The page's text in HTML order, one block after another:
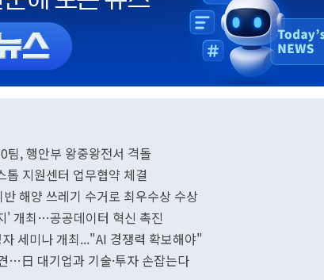
, 행안부 왕중왕전서 격돌
톱 지원센터 업무협약 체결
해양 쓰레기 수거로 최우수상 수상
' 개최…공공데이터 혁신 촉진
세미나 개최..."AI 경쟁력 확보해야"
…日 대기업과 기술·투자 손잡는다